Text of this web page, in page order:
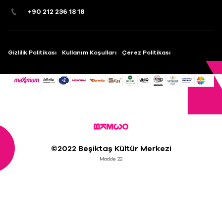
+90 212 236 18 18
Gizlilik Politikası Kullanım Koşulları Çerez Politikası
©2022 Beşiktaş Kültür Merkezi
Madde 22